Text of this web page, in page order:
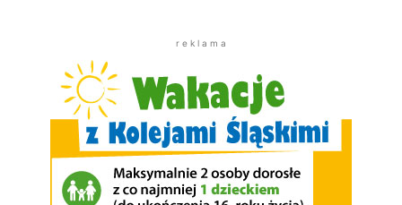
r e k l a m a